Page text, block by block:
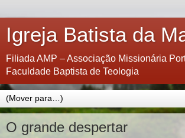
Igreja Batista da
Filiada AMP – Associação Missionária
Faculdade Baptista de Teologia
O grande despertar